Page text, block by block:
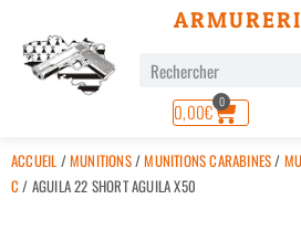
0,00€ 0
ACCUEIL /MUNITIONS/MUNITIONS CARABINES/
C/ AGUILA 22 SHORT AGUILA X50